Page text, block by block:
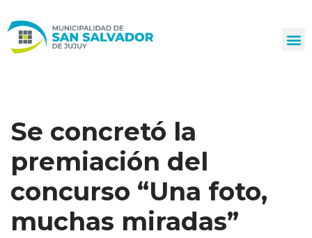
al
Se concretó la
premiación del
concurso “Una foto,
muchas miradas”